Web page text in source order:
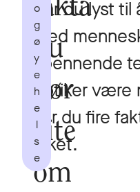
o
g
ø
y
e
h
e
l
s
e
fakta
du
bør
vite
om
Har du lyst
med
spennende
optiker være
har du fire
yrket.